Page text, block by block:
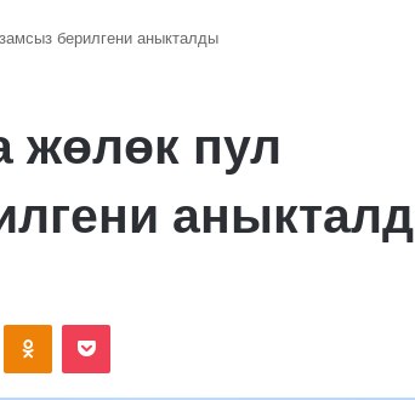
берилгени аныкталды
жөлөк пул
Odnoklassniki
Pocket